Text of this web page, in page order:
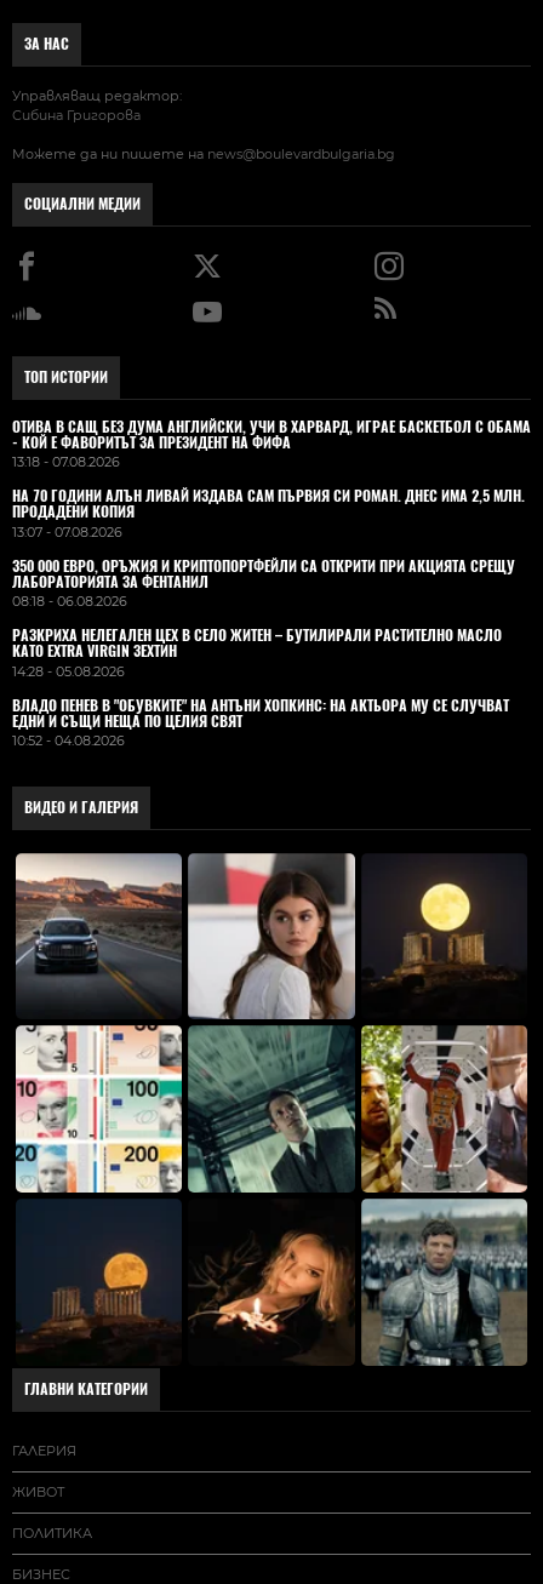
ЗА НАС
Управляващ редактор:
Сибина Григорова
Можете да ни пишете на news@boulevardbulgaria.bg
СОЦИАЛНИ МЕДИИ
ТОП ИСТОРИИ
ОТИВА В САЩ БЕЗ ДУМА АНГЛИЙСКИ, УЧИ В ХАРВАРД, ИГРАЕ БАСКЕТБОЛ С ОБАМА
- КОЙ Е ФАВОРИТЪТ ЗА ПРЕЗИДЕНТ НА ФИФА
13:18 - 07.08.2026
НА 70 ГОДИНИ АЛЪН ЛИВАЙ ИЗДАВА САМ ПЪРВИЯ СИ РОМАН. ДНЕС ИМА 2,5 МЛН.
ПРОДАДЕНИ КОПИЯ
13:07 - 07.08.2026
350 000 ЕВРО, ОРЪЖИЯ И КРИПТОПОРТФЕЙЛИ СА ОТКРИТИ ПРИ АКЦИЯТА СРЕЩУ
ЛАБОРАТОРИЯТА ЗА ФЕНТАНИЛ
08:18 - 06.08.2026
РАЗКРИХА НЕЛЕГАЛЕН ЦЕХ В СЕЛО ЖИТЕН – БУТИЛИРАЛИ РАСТИТЕЛНО МАСЛО
КАТО EXTRA VIRGIN ЗЕХТИН
14:28 - 05.08.2026
ВЛАДO ПЕНЕВ В "ОБУВКИТЕ" НА АНТЪНИ ХОПКИНС: НА АКТЬОРА МУ СЕ СЛУЧВАТ
ЕДНИ И СЪЩИ НЕЩА ПО ЦЕЛИЯ СВЯТ
10:52 - 04.08.2026
ВИДЕО И ГАЛЕРИЯ
ГЛАВНИ КАТЕГОРИИ
ГАЛЕРИЯ
ЖИВОТ
ПОЛИТИКА
БИЗНЕС